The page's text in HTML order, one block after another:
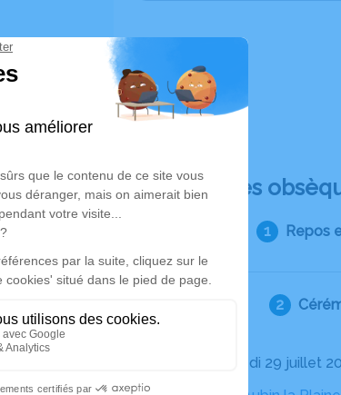
Déroulé des
Repos
Le vendredi 29 juillet